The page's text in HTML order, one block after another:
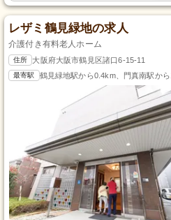
レザミ鶴見緑地の求人
介護付き有料老人ホーム
住所 大阪府大阪市鶴見区諸口6-15-11
最寄駅 鶴見緑地駅から0.4km、門真南駅か